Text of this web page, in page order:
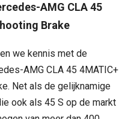
AMG CLA 45
Brake
we kennis met de
AMG CLA 45 4MATIC+
Net als de gelijknamige
ook als 45 S op de markt